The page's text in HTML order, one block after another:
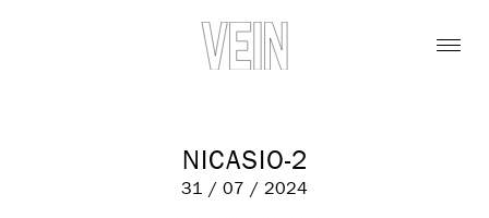
NICASIO-2
31 / 07 / 2024